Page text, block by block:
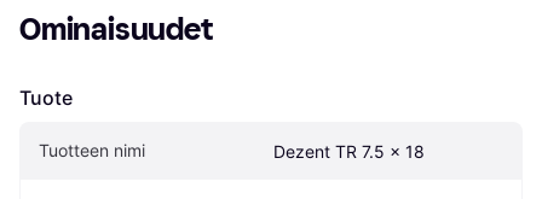
Ominaisuudet
Tuote
Tuotteen nimi Dezent TR 7.5 x 18